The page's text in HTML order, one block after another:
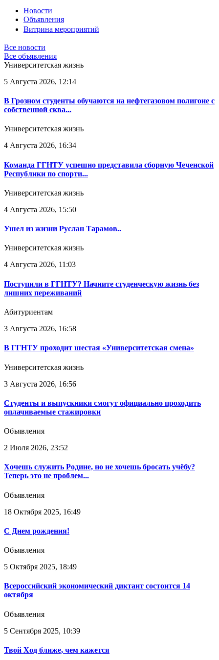
Новости
Объявления
Витрина мероприятий
Все новости
Все объявления
Университетская жизнь
5 Августа 2026, 12:14
В Грозном студенты обучаются на нефтегазовом полигоне с
собственной сква...
Университетская жизнь
4 Августа 2026, 16:34
Команда ГГНТУ успешно представила сборную Чеченской
Республики по спорти...
Университетская жизнь
4 Августа 2026, 15:50
Ушел из жизни Руслан Тарамов..
Университетская жизнь
4 Августа 2026, 11:03
Поступили в ГГНТУ? Начните студенческую жизнь без
лишних переживаний
Абитуриентам
3 Августа 2026, 16:58
В ГГНТУ проходит шестая «Университетская смена»
Университетская жизнь
3 Августа 2026, 16:56
Студенты и выпускники смогут официально проходить
оплачиваемые стажировки
Объявления
2 Июля 2026, 23:52
Хочешь служить Родине, но не хочешь бросать учёбу?
Теперь это не проблем...
Объявления
18 Октября 2025, 16:49
С Днем рождения!
Объявления
5 Октября 2025, 18:49
Всероссийский экономический диктант состоится 14
октября
Объявления
5 Сентября 2025, 10:39
Твой Ход ближе, чем кажется